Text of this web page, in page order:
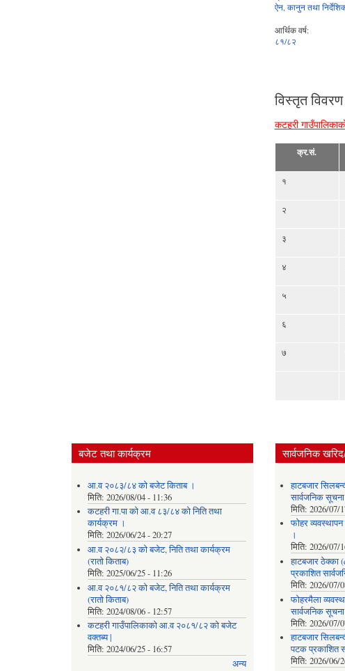
ऐन, कानुन तथा
आर्थिक वर्ष:
८१/८२
विस्तृत विवरण
कटहरी
क्र.सं.
१
२
३
४
५
६
७
बजेट तथा कार्यक्रम
आ.व २०८३/८४ को बजेट किताब ।
मिति: 2026/08/04 - 11:36
कटहरी गा.पा को आ.व ८३/८४ को निति तथा
कार्यक्रम ।
मिति: 2026/06/24 - 20:27
आ.व २०८२/८३ को बजेट, निति तथा कार्यक्रम
(रातो किताब)
मिति: 2025/06/25 - 11:26
आ.व २०८१/८२ को बजेट, निति तथा कार्यक्रम
(रातो किताब)
मिति: 2024/08/06 - 12:57
कटहरी गाउँपालिकाको आ.व २०८१/८२ को बजेट
वक्तब्य |
मिति: 2024/06/25 - 16:57
अन्य
सार्वजनिक
हाटबजार
सार्वजनिक
मिति:2026/07/
फोहर
।
मिति:2026/07/
हाटबजार ठेक्का
प्रकाशित
मिति:2026/07/
फोहरमैला
सार्वजनिक
मिति:2026/07/
हाटबजार
पटक प्रकाशित
मिति:2026/06/